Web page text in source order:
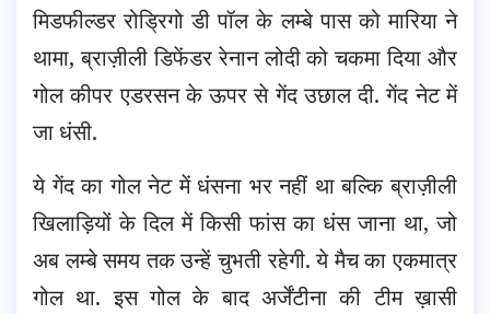
मिडफील्डर रोड्रिगो डी पॉल के लम्बे पास को मारिया ने
थामा, ब्राज़ीली डिफेंडर रेनान लोदी को चकमा दिया और
गोल कीपर एडरसन के ऊपर से गेंद उछाल दी. गेंद नेट में
जा धंसी.
ये गेंद का गोल नेट में धंसना भर नहीं था बल्कि ब्राज़ीली
खिलाड़ियों के दिल में किसी फांस का धंस जाना था, जो
अब लम्बे समय तक उन्हें चुभती रहेगी. ये मैच का एकमात्र
गोल था. इस गोल के बाद अर्जेंटीना की टीम ख़ासी